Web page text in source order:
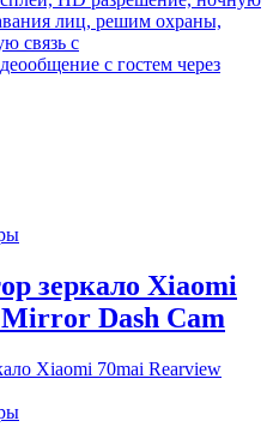
лиц, решим охраны,
связь с
с гостем через
зеркало Xiaomi
Dash Cam